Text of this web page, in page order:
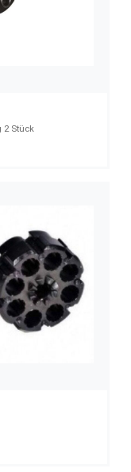
2 Stück